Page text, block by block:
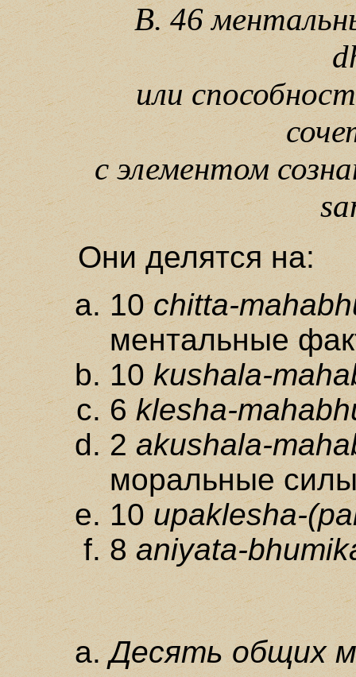
В. 46
или
с элементом
Они делятся на:
10chitta-
ментальные
10 kushala-
6 klesha-
2 akushala-
моральные
10upaklesha-
8 aniyata-
Десять общих